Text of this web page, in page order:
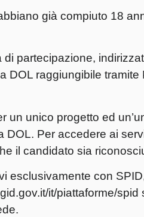
già compiuto 18
partecipazione,
DOL raggiungibile tramite
unico progetto ed
DOL. Per accedere ai
il candidato sia
esclusivamente con
it/piattaforme/